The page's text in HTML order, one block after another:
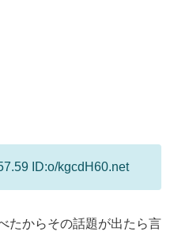
ID:o/kgcdH60.net
たからその話題が出たら言